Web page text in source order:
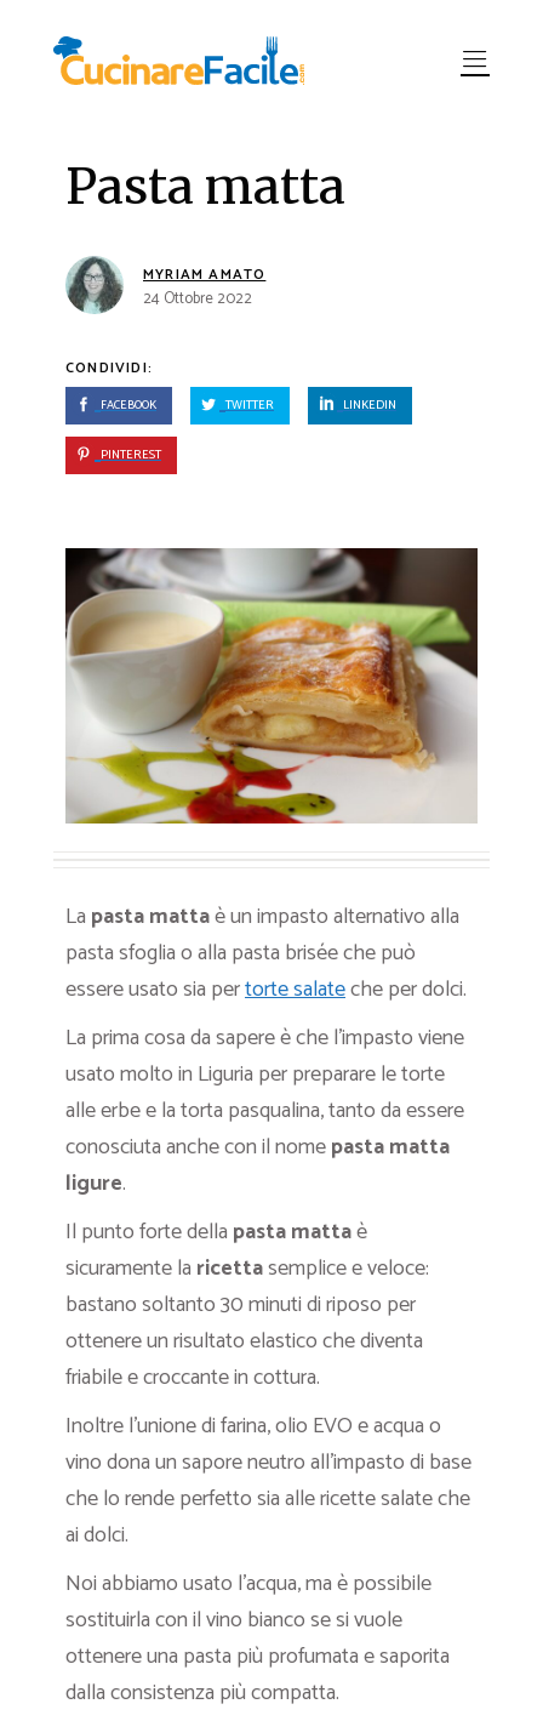
Pasta matta
MYRIAM AMATO
24 Ottobre 2022
CONDIVIDI:
FACEBOOK TWITTER LINKEDIN
PINTEREST
La pasta mattaè un impasto alternativo alla
pasta sfoglia o alla pasta brisée che può
essere usato sia pertorte salateche per dolci.
La prima cosa da sapere è che l’impasto viene
usato molto in Liguria per preparare le torte
alle erbe e la torta pasqualina, tanto da essere
conosciuta anche con il nomepasta matta
ligure.
Il punto forte della pasta mattaè
sicuramente la ricettasemplice e veloce:
bastano soltanto 30 minuti di riposo per
ottenere un risultato elastico che diventa
friabile e croccante in cottura.
Inoltre l’unione di farina, olio EVO e acqua o
vino dona un sapore neutro all’impasto di base
che lo rende perfetto sia alle ricette salate che
ai dolci.
Noi abbiamo usato l’acqua, ma è possibile
sostituirla con il vino bianco se si vuole
ottenere una pasta più profumata e saporita
dalla consistenza più compatta.